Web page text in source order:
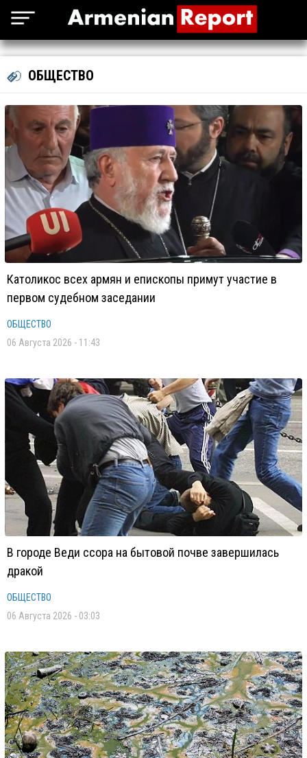
ОБЩЕСТВО
Католикос всех армян и епископы примут участие в
первом судебном заседании
ОБЩЕСТВО
06 Августа 2026 - 11:43
В городе Веди ссора на бытовой почве завершилась
дракой
ОБЩЕСТВО
06 Августа 2026 - 03:03